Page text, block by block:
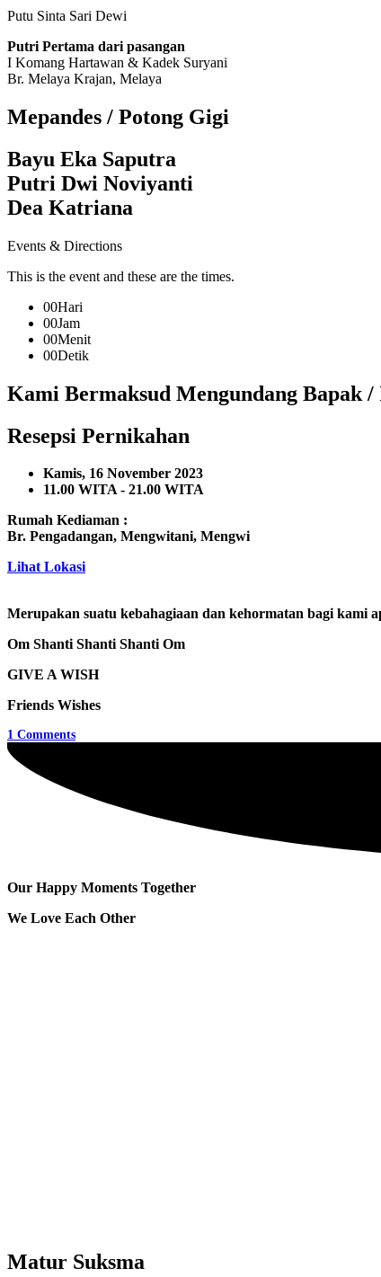
Putu Sinta Sari Dewi
Putri Pertama dari pasangan
I Komang Hartawan & Kadek Suryani
Br. Melaya Krajan, Melaya
Mepandes / Potong Gigi
Bayu Eka Saputra
Putri Dwi Noviyanti
Dea Katriana
Events & Directions
This is the event and these are the times.
00Hari
00Jam
00Menit
00Detik
Kami Bermaksud Mengundang Bapak
Resepsi Pernikahan
Kamis, 16 November 2023
11.00 WITA - 21.00 WITA
Rumah Kediaman :
Br. Pengadangan, Mengwitani, Mengwi
Lihat Lokasi
Merupakan suatu kebahagiaan dan kehormatan bagi kami
Om Shanti Shanti Shanti Om
GIVE A WISH
Friends Wishes
1 Comments
Our Happy Moments Together
We Love Each Other
Matur Suksma